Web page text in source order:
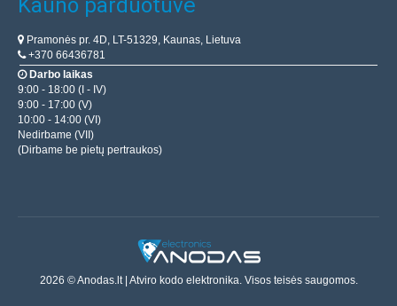
Kauno parduotuvė
Pramonės pr. 4D, LT-51329, Kaunas, Lietuva
+370 66436781
Darbo laikas
9:00 - 18:00 (I - IV)
9:00 - 17:00 (V)
10:00 - 14:00 (VI)
Nedirbame (VII)
(Dirbame be pietų pertraukos)
2026 © Anodas.lt | Atviro kodo elektronika. Visos teisės saugomos.